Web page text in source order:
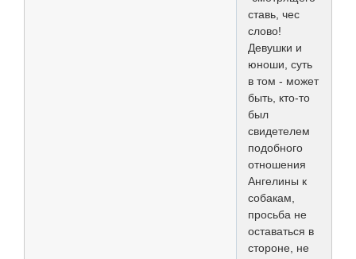
ставь, чес
слово!
Девушки и
юноши, суть
в том - может
быть, кто-то
был
свидетелем
подобного
отношения
Ангелины к
собакам,
просьба не
оставаться в
стороне, не